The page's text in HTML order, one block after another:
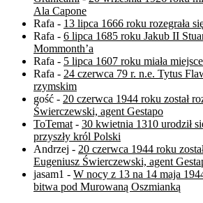
Ala Capone
Rafa - 13 lipca 1666 roku rozegrała
Rafa - 6 lipca 1685 roku Jakub II
Mommonth’a
Rafa - 5 lipca 1607 roku miała
Rafa - 24 czerwca 79 r. n.e. Tytus
rzymskim
gość - 20 czerwca 1944 roku został
Świerczewski, agent Gestapo
ToTemat - 30 kwietnia 1310 urodził
przyszły król Polski
Andrzej - 20 czerwca 1944 roku
Eugeniusz Świerczewski, agent
jasam1 - W nocy z 13 na 14 maja
bitwa pod Murowaną Oszmianką